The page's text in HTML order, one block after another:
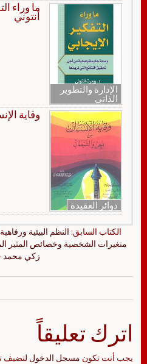
الإدارة والتطوير
الذاتي
ما وراء
أنتوني
دوائر العقيدة
وقاية
الكتاب السابق: النظم البيئية
متغيرات الشخصية وخصائص
زكي محمد
اترك تعليقاً
يجب أنت تكون مسجل الدخول لتضيف